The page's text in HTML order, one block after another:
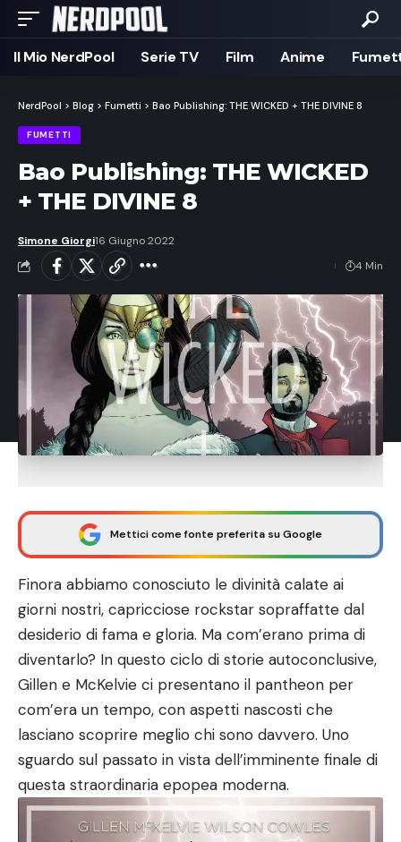
Il Mio NerdPool Serie TV Film Anime
NerdPool > Blog > Fumetti > Bao Publishing: THE WICKED + THE DIVINE 8
FUMETTI
Bao Publishing: THE WICKED
+ THE DIVINE 8
Simone Giorgi16 Giugno 2022
4 Min
Mettici come fonte preferita su Google
Finora abbiamo conosciuto le divinità calate ai
giorni nostri, capricciose rockstar sopraffatte dal
desiderio di fama e gloria. Ma com’erano prima di
diventarlo? In questo ciclo di storie autoconclusive,
Gillen e McKelvie ci presentano il pantheon per
com’era un tempo, con aspetti nascosti che
lasciano scoprire meglio chi sono davvero. Uno
sguardo sul passato in vista dell’imminente finale di
questa straordinaria epopea moderna.